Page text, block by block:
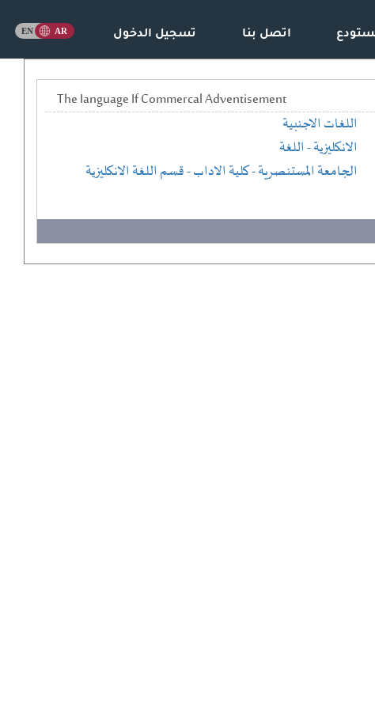
اتصل بنا تسجيل الدخول
The Ianguage If Commercal Adventisement
اللغات الاجنبية
الانكليزية - اللغة
الجامعة المستنصرية- كلية الاداب- قسم اللغة الانكليزية